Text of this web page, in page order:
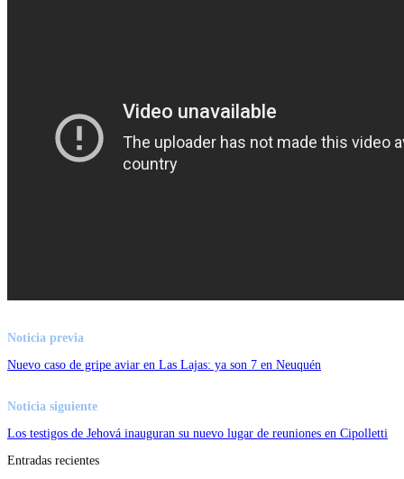
Noticia previa
Nuevo caso de gripe aviar en Las Lajas: ya son 7 en Neuquén
Noticia siguiente
Los testigos de Jehová inauguran su nuevo lugar de reuniones en Cipolletti
Entradas recientes